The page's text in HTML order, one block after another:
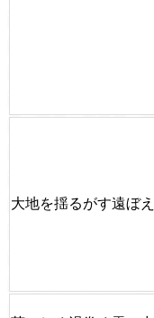
大地を揺るがす遠ぼえ